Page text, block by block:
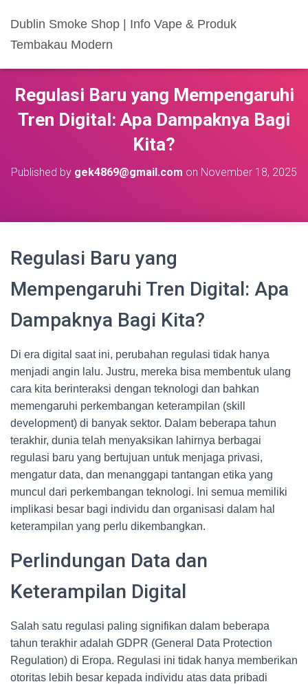
Dublin Smoke Shop | Info Vape & Produk
Tembakau Modern
Regulasi Baru yang Mempengaruhi
Tren Digital: Apa Dampaknya Bagi
Kita?
Published by gek4869@gmail.com on November 18, 2025
Regulasi Baru yang
Mempengaruhi Tren Digital: Apa
Dampaknya Bagi Kita?
Di era digital saat ini, perubahan regulasi tidak hanya
menjadi angin lalu. Justru, mereka bisa membentuk ulang
cara kita berinteraksi dengan teknologi dan bahkan
memengaruhi perkembangan keterampilan (skill
development) di banyak sektor. Dalam beberapa tahun
terakhir, dunia telah menyaksikan lahirnya berbagai
regulasi baru yang bertujuan untuk menjaga privasi,
mengatur data, dan menanggapi tantangan etika yang
muncul dari perkembangan teknologi. Ini semua memiliki
implikasi besar bagi individu dan organisasi dalam hal
keterampilan yang perlu dikembangkan.
Perlindungan Data dan
Keterampilan Digital
Salah satu regulasi paling signifikan dalam beberapa
tahun terakhir adalah GDPR (General Data Protection
Regulation) di Eropa. Regulasi ini tidak hanya memberikan
otoritas lebih besar kepada individu atas data pribadi